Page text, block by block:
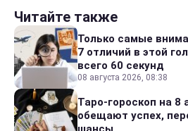
Читайте также
Только самые
7 отличий в этой
всего 60 секунд
08 августа 2026, 08:38
Таро-гороскоп на 8
обещают успех,